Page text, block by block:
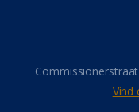
Gebed
Vind